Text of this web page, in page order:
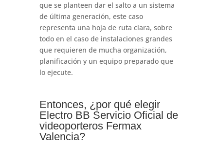
que se planteen dar el salto a un sistema
de última generación, este caso
representa una hoja de ruta clara, sobre
todo en el caso de instalaciones grandes
que requieren de mucha organización,
planificación y un equipo preparado que
lo ejecute.
Entonces, ¿por qué elegir
Electro BB Servicio Oficial de
videoporteros Fermax
Valencia?